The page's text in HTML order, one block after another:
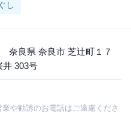
し
良県 奈良市 芝辻町１７
井 303号
や勧誘のお電話はご遠慮くださ